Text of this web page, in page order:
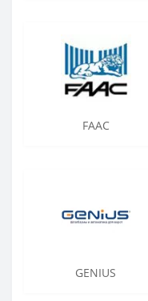
FAAC
GENIUS